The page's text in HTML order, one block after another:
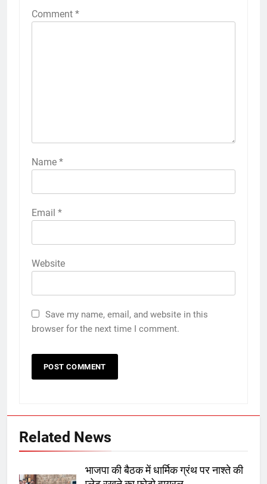
Comment *
Name *
Email *
Website
Save my name, email, and website in this
browser for the next time I comment.
Related News
भाजपा की बैठक में धार्मिक ग्रंथ पर नाश्ते की